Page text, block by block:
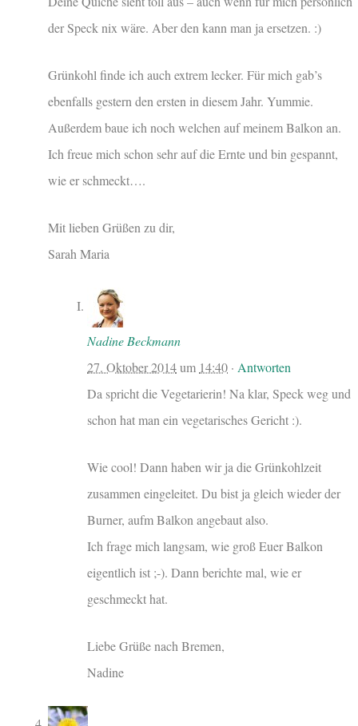
der Speck nix wäre. Aber den kann man ja ersetzen. :)
Grünkohl finde ich auch extrem lecker. Für mich gab’s
ebenfalls gestern den ersten in diesem Jahr. Yummie.
Außerdem baue ich noch welchen auf meinem Balkon an.
Ich freue mich schon sehr auf die Ernte und bin gespannt,
wie er schmeckt….
Mit lieben Grüßen zu dir,
Sarah Maria
Nadine Beckmann
27. Oktober 2014um 14:40 · Antworten
Da spricht die Vegetarierin! Na klar, Speck weg und
schon hat man ein vegetarisches Gericht :).
Wie cool! Dann haben wir ja die Grünkohlzeit
zusammen eingeleitet. Du bist ja gleich wieder der
Burner, aufm Balkon angebaut also.
Ich frage mich langsam, wie groß Euer Balkon
eigentlich ist ;-). Dann berichte mal, wie er
geschmeckt hat.
Liebe Grüße nach Bremen,
Nadine